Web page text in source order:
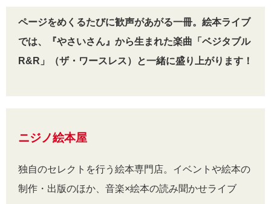
ページをめくるたびに歓声があがる一冊。絵本ライブ
では、『やさいさん』から生まれた楽曲「ベジタブル
R&R」（ザ・ワースレス）と一緒に盛り上がります！
ニジノ絵本屋
独自のセレクトを行う絵本専門店。イベントや絵本の
制作・出版のほか、音楽×絵本の読み聞かせライブ